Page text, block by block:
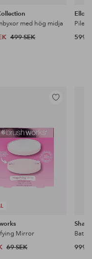
med hög midja
499 SEK
Ellos
599
Lägg
favoriter
Mirror
69 SEK 999